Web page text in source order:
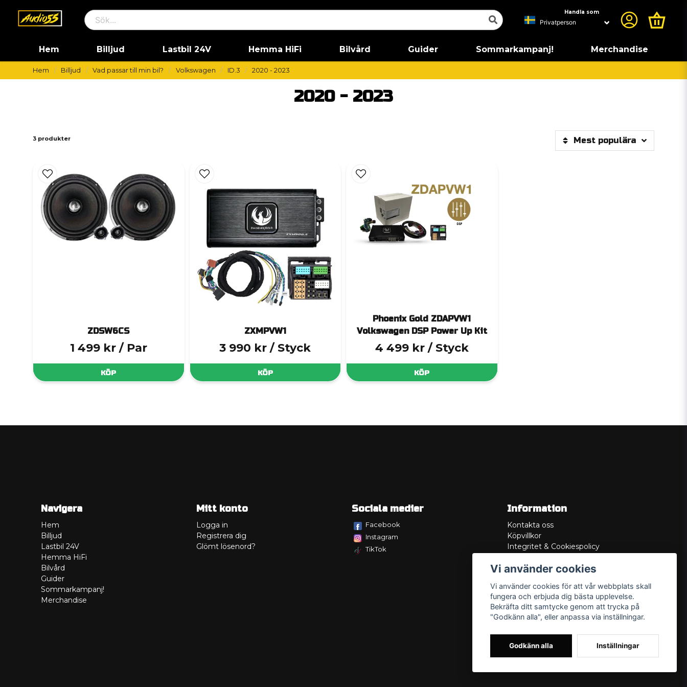
Handla som
Hem Billjud Lastbil 24V Hemma HiFi Bilvård Guider Sommarkampanj! Merchandise
Hem Billjud Vad passar till min bil? Volkswagen ID.3 2020 - 2023
2020 - 2023
3 produkter Mest populära
ZDSW6CS
1 499 kr / Par
KÖP
ZXMPVW1
3 990 kr / Styck
KÖP
Phoenix Gold ZDAPVW1
Volkswagen DSP Power Up Kit
4 499 kr / Styck
KÖP
Navigera
Hem
Billjud
Lastbil 24V
Hemma HiFi
Bilvård
Guider
Sommarkampanj!
Merchandise
Mitt konto
Logga in
Registrera dig
Glömt lösenord?
Sociala medier
Facebook
Instagram
TikTok
Information
Kontakta oss
Köpvillkor
Integritet & Cookiespolicy
Service/Garanti
Lådritning
Om oss
Vi använder cookies
Vi använder cookies för att vår webbplats skall
fungera och erbjuda dig bästa upplevelse.
Bekräfta ditt samtycke genom att trycka på
"Godkänn alla", eller anpassa via inställningar.
Godkänn alla Inställningar